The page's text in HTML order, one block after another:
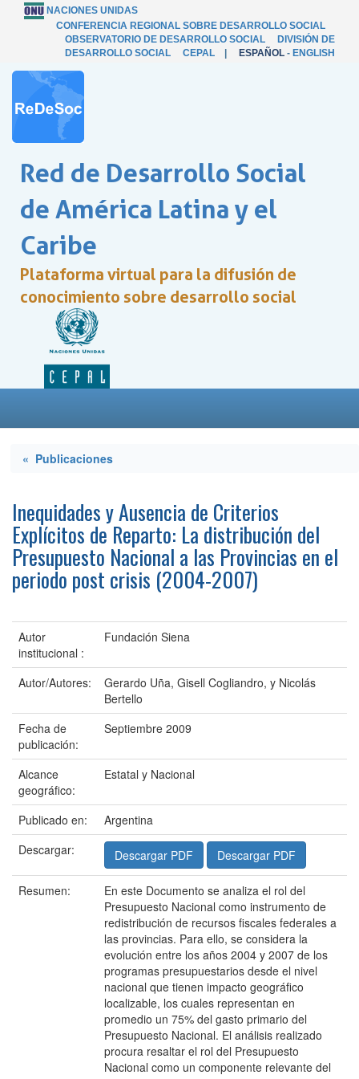
NACIONES UNIDAS
CONFERENCIA REGIONAL SOBRE DESARROLLO SOCIAL
OBSERVATORIO DE DESARROLLO SOCIAL
DIVISIÓN DE
DESARROLLO SOCIAL
CEPAL ESPAÑOL - ENGLISH
Red de Desarrollo Social
de América Latina y el
Caribe
Plataforma virtual para la difusión de
conocimiento sobre desarrollo social
« Publicaciones
Inequidades y Ausencia de Criterios
Explícitos de Reparto: La distribución del
Presupuesto Nacional a las Provincias en el
periodo post crisis (2004-2007)
Autor
institucional :
Fundación Siena
Autor/Autores:
Gerardo Uña, Gisell Cogliandro, y Nicolás
Bertello
Fecha de
publicación:
Septiembre 2009
Alcance
geográfico:
Estatal y Nacional
Publicado en:
Argentina
Descargar:
Descargar PDF Descargar PDF
Resumen:
En este Documento se analiza el rol del
Presupuesto Nacional como instrumento de
redistribución de recursos fiscales federales a
las provincias. Para ello, se considera la
evolución entre los años 2004 y 2007 de los
programas presupuestarios desde el nivel
nacional que tienen impacto geográfico
localizable, los cuales representan en
promedio un 75% del gasto primario del
Presupuesto Nacional. El análisis realizado
procura resaltar el rol del Presupuesto
Nacional como un componente relevante del